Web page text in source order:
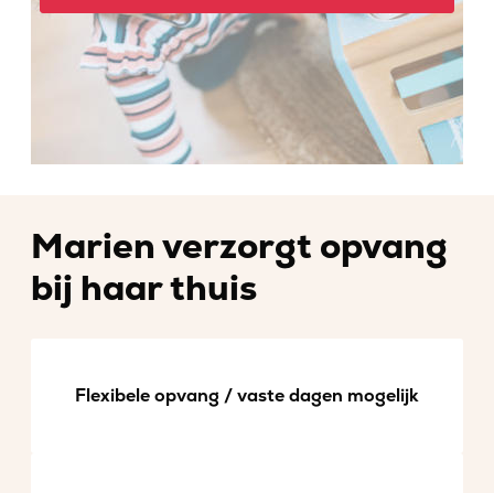
Marien verzorgt opvang
bij haar thuis
Flexibele opvang / vaste dagen mogelijk